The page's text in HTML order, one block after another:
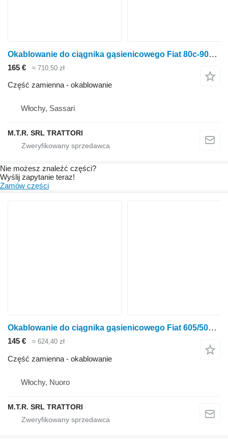
Okablowanie do ciągnika gąsienicowego Fiat 80c-90c-100c-120c-150c
165 € ≈ 710,50 zł
Część zamienna - okablowanie
Włochy, Sassari
M.T.R. SRL TRATTORI
Nie możesz znaleźć części?
Wyślij zapytanie teraz!
Zamów części
Okablowanie do ciągnika gąsienicowego Fiat 605/505/555/455/355 C
145 € ≈ 624,40 zł
Część zamienna - okablowanie
Włochy, Nuoro
M.T.R. SRL TRATTORI